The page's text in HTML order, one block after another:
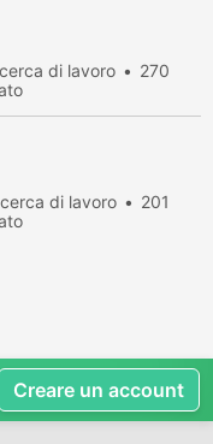
di lavoro
270
di lavoro
201
Creare un account